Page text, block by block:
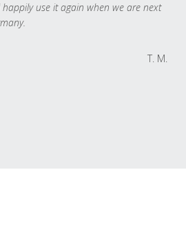
use it again when we are next
T. M.